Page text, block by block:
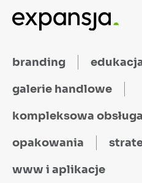
branding
galerie handlowe
kompleksowa
opakowania
www i aplikacje